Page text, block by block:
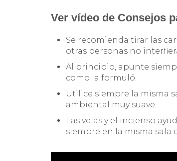
Ver vídeo de Consejos
Se recomienda tirar las
otras personas no
Al principio, apunte
como la formuló.
Utilice siempre la misma
ambiental muy suave.
Las velas y el incienso
siempre en la misma sala